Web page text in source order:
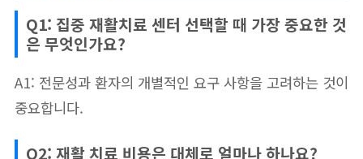
Q1: 집중 재활치료 센터 선택할 때 가장 중요한 것
은 무엇인가요?
A1: 전문성과 환자의 개별적인 요구 사항을 고려하는 것이
중요합니다.
Q2: 재활 치료 비용은 대체로 얼마나 하나요?